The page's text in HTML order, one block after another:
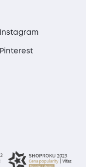
Instagram
Pinterest